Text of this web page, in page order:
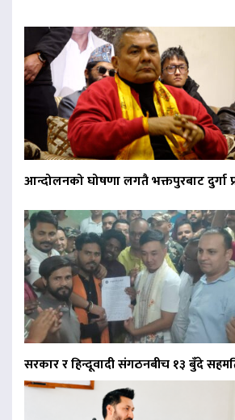
आन्दोलनको घोषणा लगतै भक्तपुरबाट दुर्गा
सरकार र हिन्दूवादी संगठनबीच १३ बुँदे